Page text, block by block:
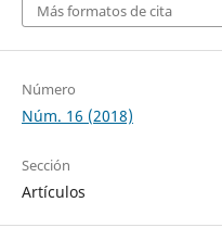
Más formatos de cita
Número
Núm. 16 (2018)
Sección
Artículos